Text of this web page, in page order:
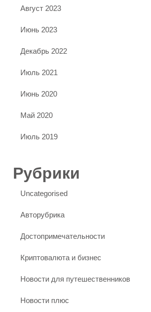
Август 2023
Июнь 2023
Декабрь 2022
Июль 2021
Июнь 2020
Май 2020
Июль 2019
Рубрики
Uncategorised
Авторубрика
Достопримечательности
Криптовалюта и бизнес
Новости для путешественников
Новости плюс